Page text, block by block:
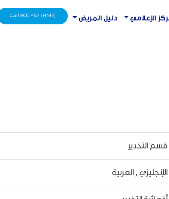
الإعلامي دليل المريض Call 800 467 (HMS)
قسم التخدير
الإنجليزي , العربية